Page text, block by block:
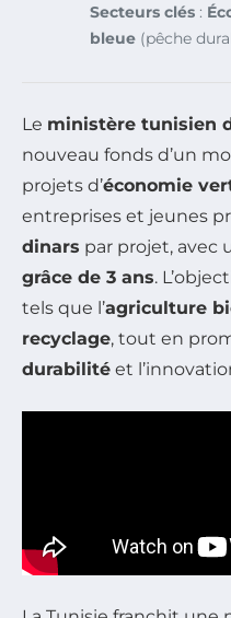
Secteurs clés :
bleue (pêche
Le ministère tunisien
nouveau fonds d’un
projets d’économie
entreprises et jeunes
dinars par projet, avec
grâce de 3 ans.
tels que l’agriculture
recyclage, tout en
durabilité et